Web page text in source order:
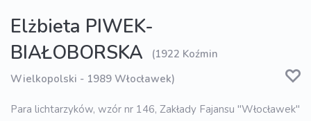
Elżbieta PIWEK-
BIAŁOBORSKA
(1922 Koźmin
Wielkopolski - 1989 Włocławek)
Para lichtarzyków, wzór nr 146, Zakłady Fajansu "Włocławek"